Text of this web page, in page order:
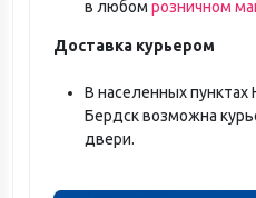
в любом розничном
Доставка курьером
В населенных пунктах
Бердск возможна
двери.